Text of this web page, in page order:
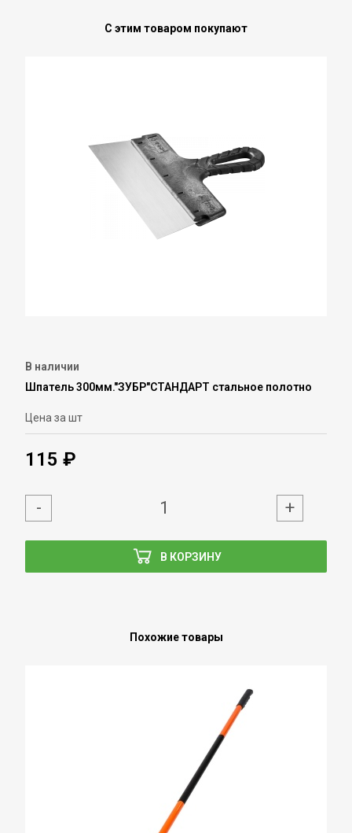
С этим товаром покупают
В наличии
Шпатель 300мм."ЗУБР"СТАНДАРТ стальное полотно
Цена за шт
115 ₽
В КОРЗИНУ
- +
Похожие товары